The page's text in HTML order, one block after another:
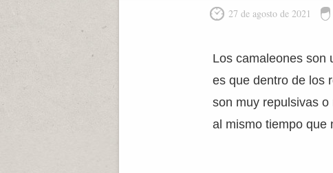
27 de agosto de 2021
Los camaleones son
es que dentro de los
son muy repulsivas
al mismo tiempo